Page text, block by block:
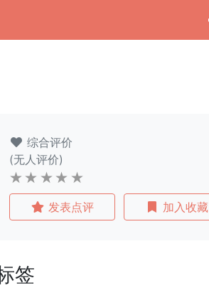
综合评价
(无人评价)
发表点评 加入收藏
签